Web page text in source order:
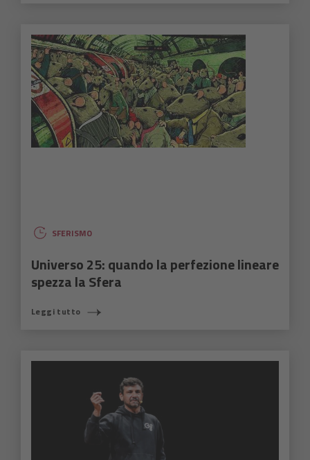
SFERISMO
Universo 25: quando la perfezione lineare
spezza la Sfera
Leggi tutto